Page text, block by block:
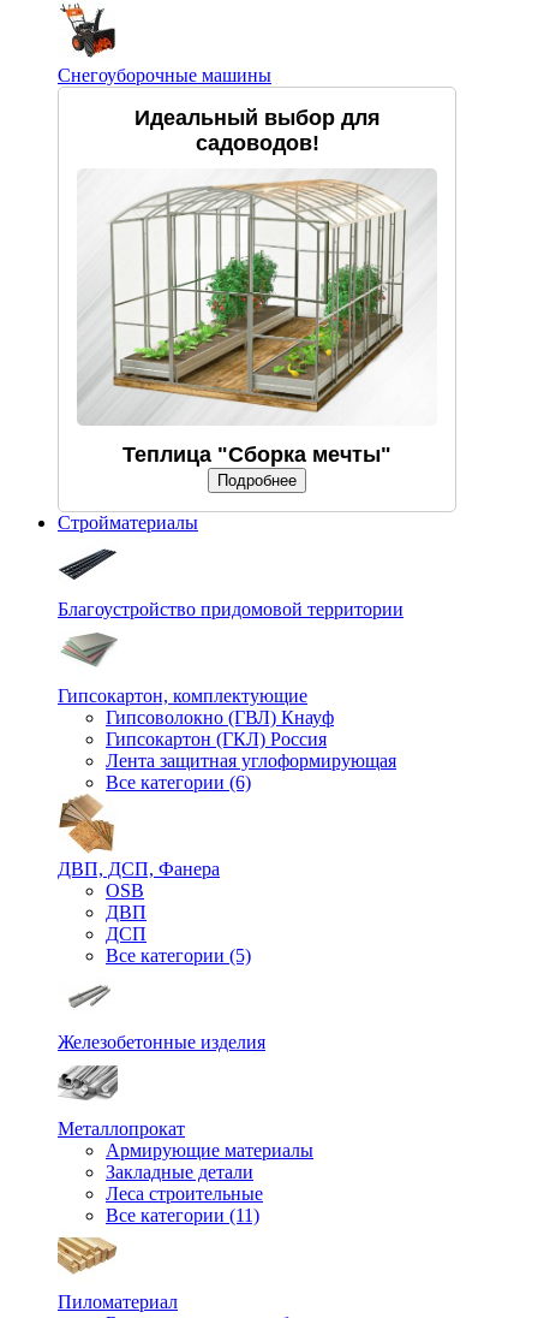
Снегоуборочные машины
Идеальный выбор для
садоводов!
Теплица "Сборка мечты"
Подробнее
Стройматериалы
Благоустройство придомовой территории
Гипсокартон, комплектующие
Гипсоволокно (ГВЛ) Кнауф
Гипсокартон (ГКЛ) Россия
Лента защитная углоформирующая
Все категории (6)
ДВП, ДСП, Фанера
OSB
ДВП
ДСП
Все категории (5)
Железобетонные изделия
Металлопрокат
Армирующие материалы
Закладные детали
Леса строительные
Все категории (11)
Пиломатериал